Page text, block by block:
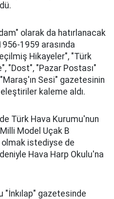
olarak da hatırlanacak
1959 arasında
Hikayeler", "Türk
"Dost", "Pazar Postası"
Sesi" gazetesinin
kaleme aldı.
Türk Hava Kurumu'nun
Model Uçak B
olmak istediyse de
Hava Harp Okulu'na
"İnkılap" gazetesinde